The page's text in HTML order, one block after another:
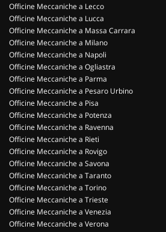
Officine Meccaniche a Lecco
Officine Meccaniche a Lucca
Officine Meccaniche a Massa Carrara
Officine Meccaniche a Milano
Officine Meccaniche a Napoli
Officine Meccaniche a Ogliastra
Officine Meccaniche a Parma
Officine Meccaniche a Pesaro Urbino
Officine Meccaniche a Pisa
Officine Meccaniche a Potenza
Officine Meccaniche a Ravenna
Officine Meccaniche a Rieti
Officine Meccaniche a Rovigo
Officine Meccaniche a Savona
Officine Meccaniche a Taranto
Officine Meccaniche a Torino
Officine Meccaniche a Trieste
Officine Meccaniche a Venezia
Officine Meccaniche a Verona